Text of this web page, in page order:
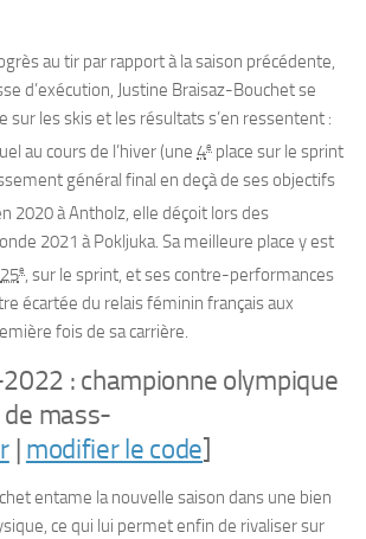
au tir par rapport à la saison précédente,
d’exécution, Justine Braisaz-Bouchet se
sur les skis et les résultats s’en ressentent :
au cours de l’hiver (une 4e place sur le sprint
général final en deçà de ses objectifs
2020 à Antholz, elle déçoit lors des
2021 à Pokljuka. Sa meilleure place y est
25e, sur le sprint, et ses contre-performances
écartée du relais féminin français aux
fois de sa carrière.
: championne olympique
mass-
| modifier le code]
entame la nouvelle saison dans une bien
ce qui lui permet enfin de rivaliser sur